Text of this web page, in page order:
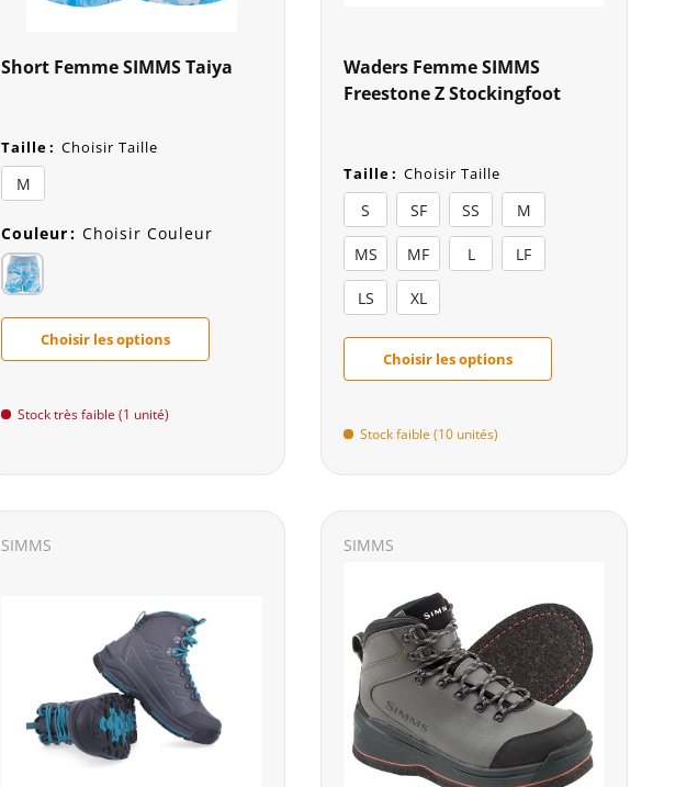
Short Femme SIMMS Taiya
Taille: Choisir Taille
M
Couleur: Choisir Couleur
Choisir les options
Stock très faible (1 unité)
Waders Femme SIMMS
Freestone Z Stockingfoot
Taille: Choisir Taille
S SF SS M
MS MF L LF
LS XL
Choisir les options
Stock faible (10 unités)
SIMMS SIMMS